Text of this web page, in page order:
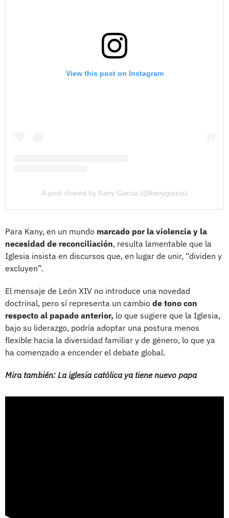
View this post on Instagram
A post shared by Kany Garcia (@kanygarcia)
Para Kany, en un mundo marcado por la violencia y la
necesidad de reconciliación, resulta lamentable que la
Iglesia insista en discursos que, en lugar de unir, “dividen y
excluyen”.
El mensaje de León XIV no introduce una novedad
doctrinal, pero sí representa un cambio de tono con
respecto al papado anterior, lo que sugiere que la Iglesia,
bajo su liderazgo, podría adoptar una postura menos
flexible hacia la diversidad familiar y de género, lo que ya
ha comenzado a encender el debate global.
Mira también: La iglesia católica ya tiene nuevo papa